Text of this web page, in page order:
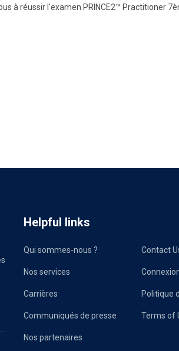
à réussir l'examen PRINCE2™ Practitioner
Helpful links
Qui sommes-nous ?
Nos services
Carrières
Communiqués de presse
Nos partenaires
Contact
Politique
Terms of